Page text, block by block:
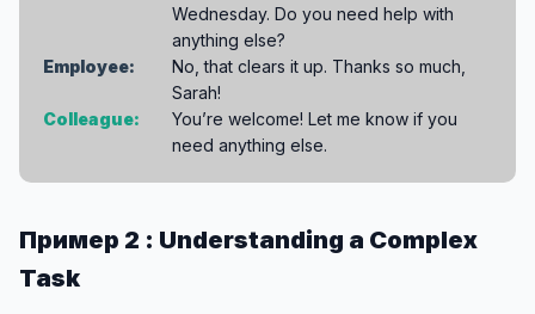
Wednesday. Do you need help with
anything else?
Employee:
No, that clears it up. Thanks so much,
Sarah!
Colleague:
You’re welcome! Let me know if you
need anything else.
Пример 2 : Understanding a Complex
Task